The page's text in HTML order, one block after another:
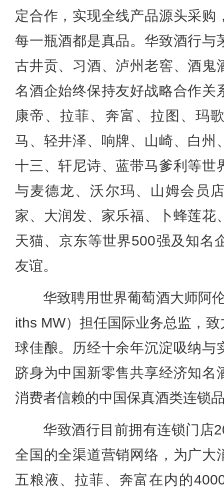
定合作，实现全线产品源头采购
每一瓶酒都是真品。华致酒行与
古井贡、习酒、泸州老窖、酒鬼
名酒企始终保持友好战略合作关
康帝、拉菲、奔富、拉图、玛
马、轻井泽、响牌、山崎、白州
十三、轩尼诗、蓝带马爹利等世
与麦德龙、沃尔玛、山姆会员
家、大润发、家乐福、卜蜂莲花
天猫、京东等世界500强及知名
友谊。
华致聘用世界葡萄酒大师阿
iths MW）担任国际业务总监，
球佳酿。历经十余年沉淀吸纳与
跻身为中国新零售共享经济知名
消费者信赖的中国保真酒类连锁
华致酒行目前拥有连锁门店
全国的全渠道营销网络，为广大
五粮液、拉菲、奔富在内的